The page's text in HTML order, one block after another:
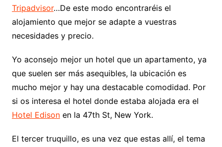
Tripadvisor…De este modo encontraréis el
alojamiento que mejor se adapte a vuestras
necesidades y precio.
Yo aconsejo mejor un hotel que un apartamento, ya
que suelen ser más asequibles, la ubicación es
mucho mejor y hay una destacable comodidad. Por
si os interesa el hotel donde estaba alojada era el
Hotel Edisonen la 47th St, New York.
El tercer truquillo, es una vez que estas allí, el tema